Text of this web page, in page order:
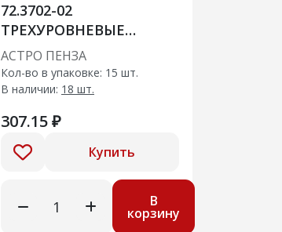
72.3702-02
ТРЕХУРОВНЕВЫЕ
РЕГУЛЯТОРЫ аналог
67.3702-07
АСТРО ПЕНЗА
Кол-во в упаковке: 15 шт.
В наличии: 18 шт.
307.15 ₽
Купить
В
корзину